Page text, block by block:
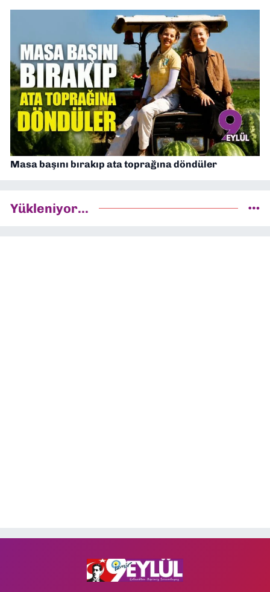
Masa başını bırakıp ata toprağına döndüler
Yükleniyor...